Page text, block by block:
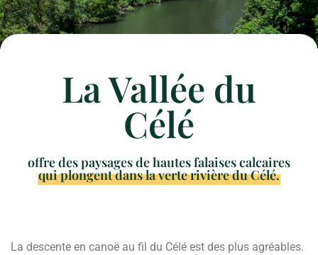
La Vallée du
Célé
offre des paysages de hautes falaises calcaires
qui plongent dans la verte rivière du Célé.
La descente en canoë au fil du Célé est des plus agréables.